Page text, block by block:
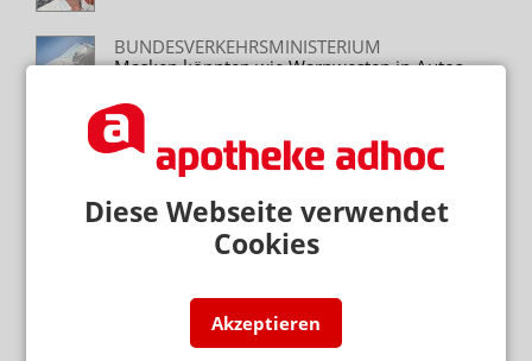
Diese Webseite verwendet
Cookies
Akzeptieren
BUNDESVERKEHRSMINISTERIUM
Masken könnten wie Warnwesten in Autos
JETZT LIVE
Live-Talk: FFP2-Honorar – Erst Rabatt, dann
Kürzung?
APORETRO – DER SATIRISCHE
WOCHENRÜCKBLICK
Land in Aussicht!
SCHUTZMASKENVERORDNUNG
FFP2-Honorar: 3,90 Euro für Coupon 2